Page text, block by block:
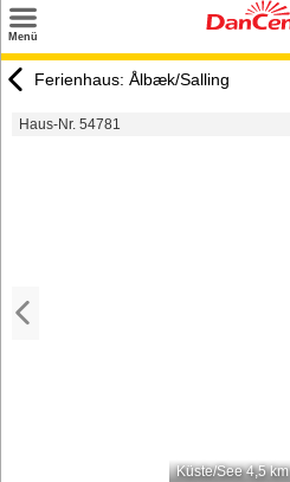
Menü
Urlaubsziele
Ferienhaus: Ålbæk/Salling
Haus-Nr. 54781
Küste/See 4,5 km